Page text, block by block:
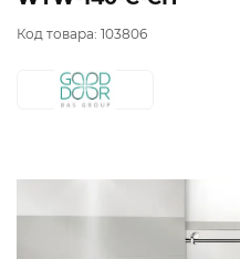
Код товара: 103806